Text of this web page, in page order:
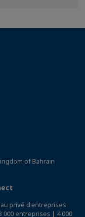
of Bahrain
privé d'entreprises
000 entreprises | 4 000